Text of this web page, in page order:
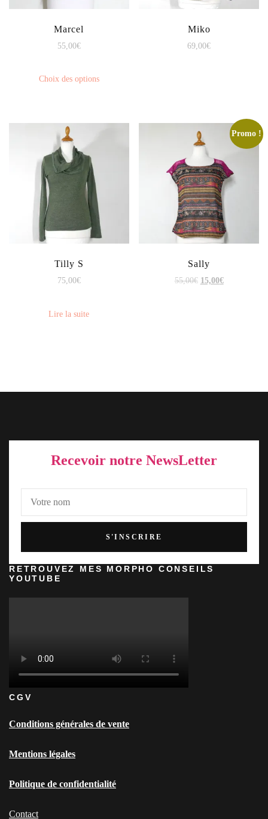
Marcel
55,00€
Choix des options
Miko
69,00€
Tilly S
75,00€
Lire la suite
Promo !
Sally
55,00€ 15,00€
Recevoir notre NewsLetter
RETROUVEZ MES MORPHO CONSEILS
YOUTUBE
CGV
Conditions générales de vente
Mentions légales
Politique de confidentialité
Contact